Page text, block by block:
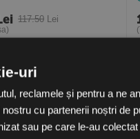
117.50 Lei
uri
reclamele și pentru a ne
cu partenerii noștri de
sau pe care le-au